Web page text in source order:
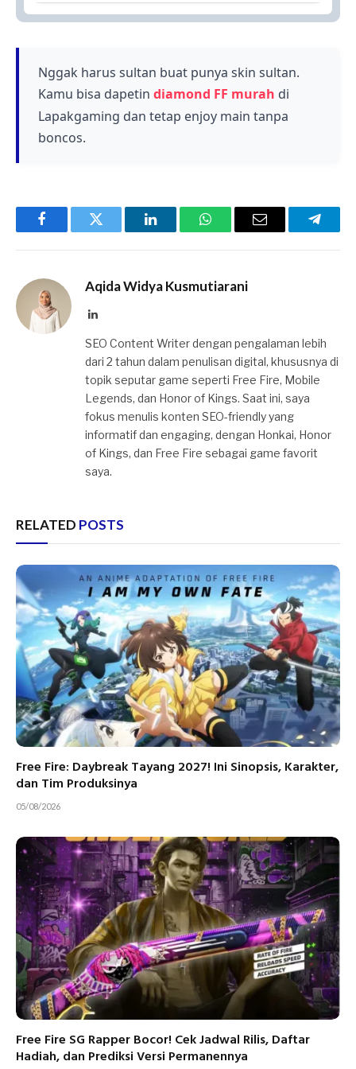
Semua hadiah tersebut bisa kamu peroleh
Kamu bisa menukar kode redeem melalui situs
kamu sudah terdaftar dan login sebelum
melakukan penukaran agar hadiah langsung
masuk ke inventori kamu.
Nggak harus sultan buat punya skin sultan.
Kamu bisa dapetin diamond FF murah di
Lapakgaming dan tetap enjoy main tanpa
boncos.
FacebookTwitter LinkedInWhatsAppEmail
Aqida Widya Kusmutiarani
LinkedIn
SEO Content Writer dengan pengalaman lebih
dari 2 tahun dalam penulisan digital, khususnya di
topik seputar game seperti Free Fire, Mobile
Legends, dan Honor of Kings. Saat ini, saya
fokus menulis konten SEO-friendly yang
informatif dan engaging, dengan Honkai, Honor
of Kings, dan Free Fire sebagai game favorit
saya.
RELATED POSTS
Free Fire: Daybreak Tayang 2027! Ini Sinopsis, Karakter,
dan Tim Produksinya
05/08/2026
Free Fire SG Rapper Bocor! Cek Jadwal Rilis, Daftar
Hadiah, dan Prediksi Versi Permanennya